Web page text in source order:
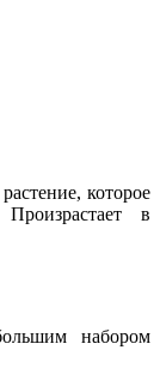
которое
в
набором